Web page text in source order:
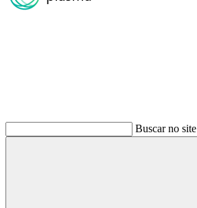
Buscar no site